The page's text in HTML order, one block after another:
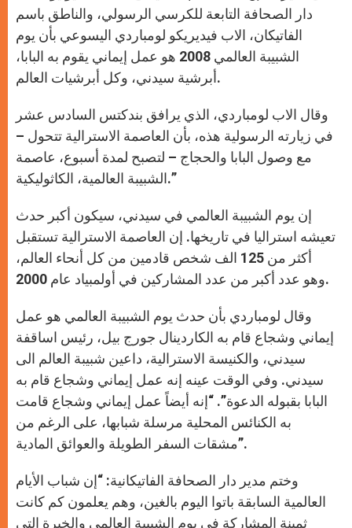
دار الصحافة التابعة للكرسي الرسولي، والناطق باسم
الفاتيكان، الاب فيديريكو لومباردي اليسوعي بأن يوم
الشبيبة العالمي 2008 هو عمل إيماني يقوم به البابا،
أبرشية سيدني، وكل أبرشيات العالم.
وقال الاب لومباردي، الذي يرافق بندكتس السادس عشر
في زيارته الرسولية هذه، بأن العاصمة الاسترالية تتحول –
مع وصول البابا والحجاج – لتصبح لمدة أسبوع، عاصمة
الشبيبة العالمية، الكاثوليكية.”
إن يوم الشبيبة العالمي في سيدني، سيكون أكبر حدث
تعيشه استراليا في تاريخها. إن العاصمة الاسترالية تستقبل
أكثر من 125 الف شخص قادمين من كل أنحاء العالم،
وهو عدد أكبر من عدد المشاركين في أولمبياد عام 2000.
وقال لومباردي بأن حدث يوم الشبيبة العالمي هو عمل
إيماني وشجاع قام به الكاردينال جورج بيل، رئيس اساقفة
سيدني، والكنيسة الاسترالية، داعين شبيبة العالم الى
سيدني. وفي الوقت عينه إنه عمل إيماني وشجاع قام به
البابا بقبوله الدعوة”. “إنه أيضاً عمل إيماني وشجاع قامت
به الكنائس المحلية مرسلة شبابها، على الرغم من
مشقات السفر الطويلة والعوائق المادية”.
وختم مدير دار الصحافة الفاتيكانية: “إن شباب الأيام
العالمية السابقة باتوا اليوم بالغين، وهم يعلمون كم كانت
ثمينة المشاركة في يوم الشبيبة العالمي والخبرة التي